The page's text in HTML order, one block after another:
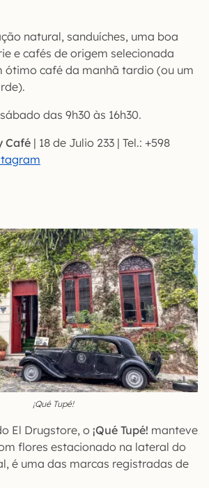
natural, sanduíches, uma boa
e cafés de origem selecionada
ótimo café da manhã tardio (ou um
das 9h30 às 16h30.
Café | 18 de Julio 233 | Tel.: +598
¡Qué Tupé!
El Drugstore, o ¡Qué Tupé! manteve
flores estacionado na lateral do
é uma das marcas registradas de